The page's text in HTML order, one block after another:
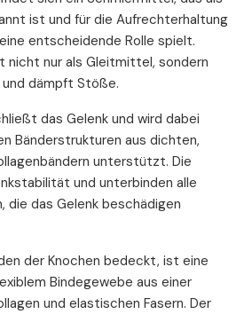
ist und für die Aufrechterhaltung
entscheidende Rolle spielt.
nicht nur als Gleitmittel, sondern
dämpft Stöße.
das Gelenk und wird dabei
Bänderstrukturen aus dichten,
unterstützt. Die
und unterbinden alle
die das Gelenk beschädigen
der Knochen bedeckt, ist eine
Bindegewebe aus einer
und elastischen Fasern. Der